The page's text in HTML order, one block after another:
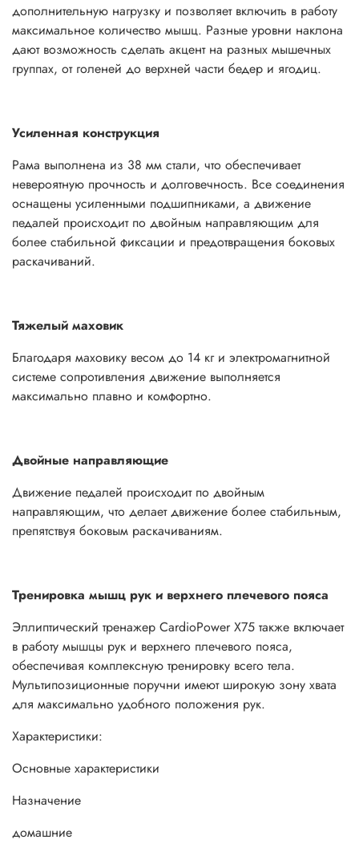
дополнительную нагрузку и позволяет включить в работу
максимальное количество мышц. Разные уровни наклона
дают возможность сделать акцент на разных мышечных
группах, от голеней до верхней части бедер и ягодиц.
Усиленная конструкция
Рама выполнена из 38 мм стали, что обеспечивает
невероятную прочность и долговечность. Все соединения
оснащены усиленными подшипниками, а движение
педалей происходит по двойным направляющим для
более стабильной фиксации и предотвращения боковых
раскачиваний.
Тяжелый маховик
Благодаря маховику весом до 14 кг и электромагнитной
системе сопротивления движение выполняется
максимально плавно и комфортно.
Двойные направляющие
Движение педалей происходит по двойным
направляющим, что делает движение более стабильным,
препятствуя боковым раскачиваниям.
Тренировка мышц рук и верхнего плечевого пояса
Эллиптический тренажер CardioPower X75 также включает
в работу мышцы рук и верхнего плечевого пояса,
обеспечивая комплексную тренировку всего тела.
Мультипозиционные поручни имеют широкую зону хвата
для максимально удобного положения рук.
Характеристики:
Основные xарактеристики
Назначение
домашние